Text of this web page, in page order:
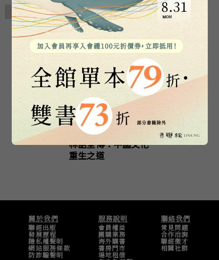
相關著作
林語堂傳：中國文化
重生之道
關於我們
聯經出版
發展歷程
隱私權聲明
網站服務條款
防詐騙聲明
服務說明
會員權益
團購業務
海外購書
書房門市
場地租借
聯絡我們
常見問題
合作洽詢
聯經徵才
相關社群